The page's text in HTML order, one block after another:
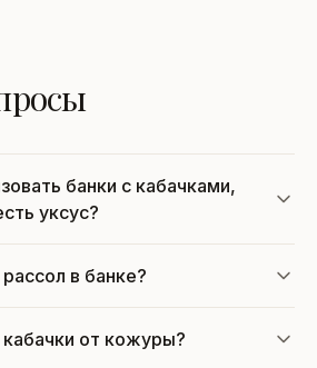
банки с кабачками,
уксус?
в банке?
от кожуры?